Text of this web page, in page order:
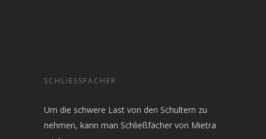
SCHLIESSFÄCHER
Um die schwere Last von den Schultern zu
nehmen, kann man Schließfächer von Mietra